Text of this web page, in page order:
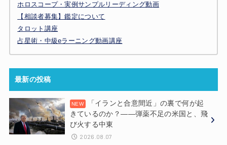
ホロスコープ・実例サンプルリーディング動画
【相談者募集】鑑定について
タロット講座
占星術・中級eラーニング動画講座
最新の投稿
「イランと合意間近」の裏で何が起
きているのか？——弾薬不足の米国と、飛
び火する中東
2026.08.07